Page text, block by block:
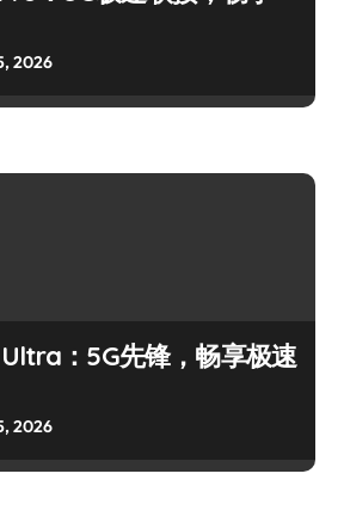
2026
：5G先锋，畅享极速
2026